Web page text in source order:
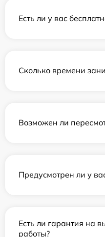
Есть ли у вас
Сколько времени
Возможен ли
Предусмотрен ли у
Есть ли гарантия на
работы?